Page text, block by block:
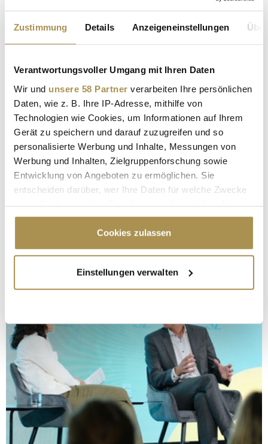
Zustimmung Details Anzeigeneinstellungen
Verantwortungsvoller Umgang mit Ihren Daten
Wir und unsere 58 Partner verarbeiten Ihre persönlichen
Daten, wie z. B. Ihre IP-Adresse, mithilfe von
Technologien wie Cookies, um Informationen auf Ihrem
Gerät zu speichern und darauf zuzugreifen und so
personalisierte Werbung und Inhalte, Messungen von
Werbung und Inhalten, Zielgruppenforschung sowie
Entwicklung von Angeboten zu ermöglichen. Sie
entscheiden darüber, wer Ihre Daten für welche Zwecke
Cookie-Erklärung oder durch Klicken auf das Privacy
Trigger Symbol ändern oder widerrufen
Informationen über Ihre geografische Lage
erfassen, welche bis auf einige Meter genau sein
bestimmten Merkmalen (Fingerprinting) identifizieren
Erfahren Sie mehr darüber, wie Ihre persönlichen Daten
verarbeitet werden, und legen Sie Ihre Präferenzen im
Abschnitt Einzelheiten
Wir verwenden Cookies, um Inhalte und Anzeigen zu
personalisieren, Funktionen für soziale Medien anbieten
zu können und die Zugriffe auf unsere Website zu
Cookies zulassen
Einstellungen verwalten